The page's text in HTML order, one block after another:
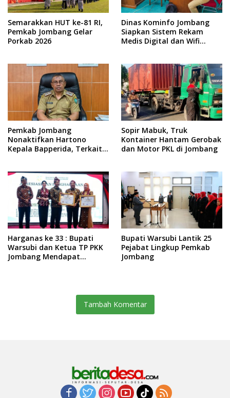
Semarakkan HUT ke-81 RI,
Pemkab Jombang Gelar
Porkab 2026
Dinas Kominfo Jombang
Siapkan Sistem Rekam
Medis Digital dan Wifi
Pemkab Jombang
Nonaktifkan Hartono
Kepala Bapperida, Terkait
Sopir Mabuk, Truk
Kontainer Hantam Gerobak
dan Motor PKL di Jombang
Harganas ke 33 : Bupati
Warsubi dan Ketua TP PKK
Jombang Mendapat
Bupati Warsubi Lantik 25
Pejabat Lingkup Pemkab
Jombang
Tambah Komentar